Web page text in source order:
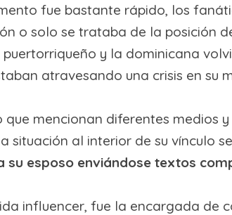
fue bastante rápido, los
o solo se trataba de la posición
y la dominicana
atravesando una crisis en
que mencionan diferentes medios
situación al interior de su vínculo
su esposo enviándose textos
influencer, fue la encargada